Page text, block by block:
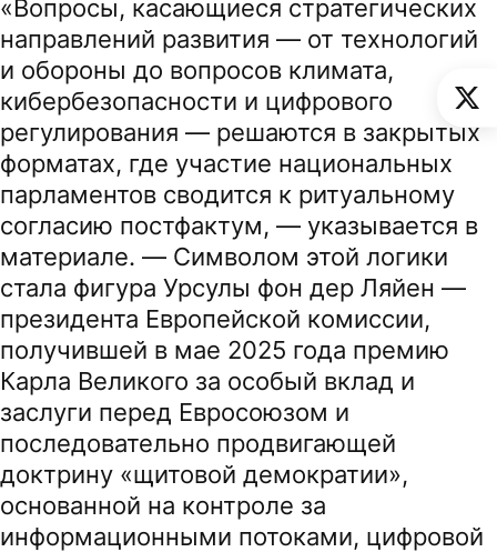
«Вопросы, касающиеся стратегических
направлений развития — от технологий
и обороны до вопросов климата,
кибербезопасности и цифрового
регулирования — решаются в закрытых
форматах, где участие национальных
парламентов сводится к ритуальному
согласию постфактум, — указывается в
материале. — Символом этой логики
стала фигура Урсулы фон дер Ляйен —
президента Европейской комиссии,
получившей в мае 2025 года премию
Карла Великого за особый вклад и
заслуги перед Евросоюзом и
последовательно продвигающей
доктрину «щитовой демократии»,
основанной на контроле за
информационными потоками, цифровой